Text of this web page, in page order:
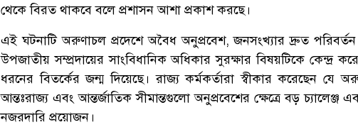
থেকে বিরত থাকবে বলে প্রশাসন আশা প্রকাশ করছে।
এই ঘটনাটি অরুণাচল প্রদেশে অবৈধ অনুপ্রবেশ, জনসংখ্যার দ্রুত পরিবর্তন
উপজাতীয় সম্প্রদায়ের সাংবিধানিক অধিকার সুরক্ষার বিষয়টিকে কেন্দ্র
ধরনের বিতর্কের জন্ম দিয়েছে। রাজ্য কর্মকর্তারা স্বীকার করেছেন যে
আন্তঃরাজ্য এবং আন্তর্জাতিক সীমান্তগুলো অনুপ্রবেশের ক্ষেত্রে বড় চ্যালেঞ্জ
নজরদারি প্রয়োজন।